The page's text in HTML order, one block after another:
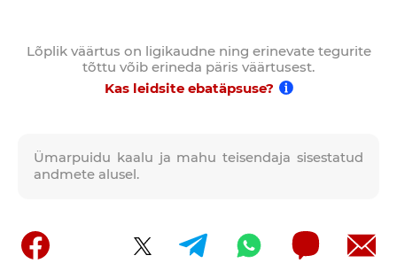
Ümarpuidu kaalu ja mahu teisendaja sisestatud
andmete alusel.
Lõplik väärtus on ligikaudne ning erinevate tegurite
tõttu võib erineda päris väärtusest.
Kas leidsite ebatäpsuse?